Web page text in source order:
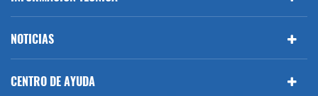
NOTICIAS
CENTRO DE AYUDA